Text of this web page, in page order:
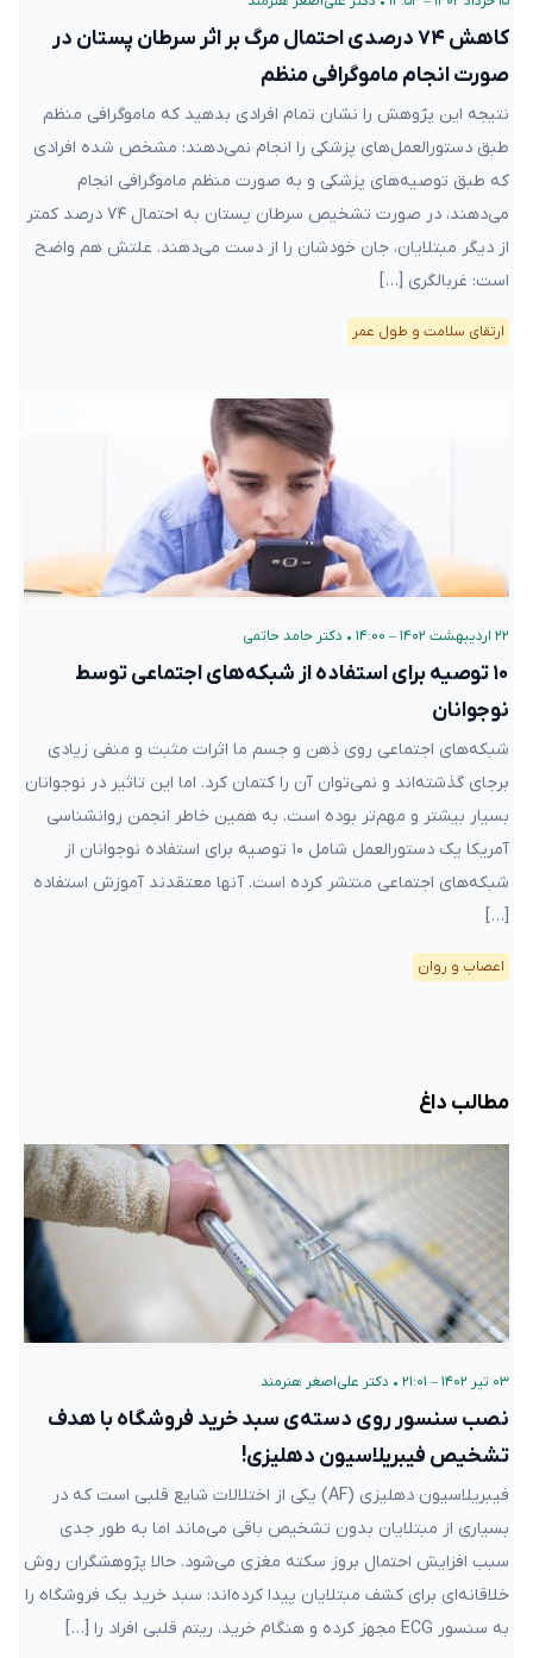
کاهش ۷۴ درصدی احتمال مرگ بر اثر سرطان پستان در
صورت انجام ماموگرافی منظم
نتیجه این پژوهش را نشان تمام افرادی بدهید که ماموگرافی منظم
طبق دستورالعمل‌های پزشکی را انجام نمی‌دهند: مشخص شده افرادی
که طبق توصیه‌های پزشکی و به صورت منظم ماموگرافی انجام
می‌دهند، در صورت تشخیص سرطان پستان به احتمال ۷۴ درصد کمتر
از دیگر مبتلایان، جان خودشان را از دست می‌دهند. علتش هم واضح
است: غربالگری […]
ارتقای سلامت و طول عمر
۲۲ اردیبهشت ۱۴۰۲ – ۱۴:۰۰ • دکتر حامد حاتمی
۱۰ توصیه برای استفاده از شبکه‌های اجتماعی توسط
نوجوانان
شبکه‌های اجتماعی روی ذهن و جسم ما اثرات مثبت و منفی زیادی
برجای گذشته‌اند و نمی‌توان آن را کتمان کرد. اما این تاثیر در نوجوانان
بسیار بیشتر و مهم‌تر بوده است. به همین خاطر انجمن روانشناسی
آمریکا یک دستورالعمل شامل ۱۰ توصیه برای استفاده نوجوانان از
شبکه‌های اجتماعی منتشر کرده است. آنها معتقدند آموزش استفاده
[…]
اعصاب و روان
مطالب داغ
۰۳ تیر ۱۴۰۲ – ۲۱:۰۱ • دکتر علی‌اصغر هنرمند
نصب سنسور روی دسته‌ی سبد خرید فروشگاه با هدف
تشخیص فیبریلاسیون دهلیزی!
فیبریلاسیون دهلیزی (AF) یکی از اختلالات شایع قلبی است که در
بسیاری از مبتلایان بدون تشخیص باقی می‌ماند اما به طور جدی
سبب افزایش احتمال بروز سکته مغزی می‌شود. حالا پژوهشگران روش
خلاقانه‌ای برای کشف مبتلایان پیدا کرده‌اند: سبد خرید یک فروشگاه‌ را
به سنسور ECG مجهز کرده‌ و هنگام خرید، ریتم قلبی افراد را […]